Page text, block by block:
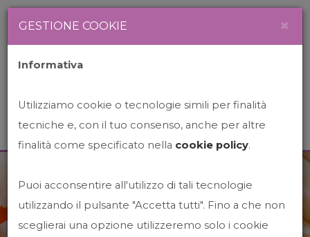
News&Events
GESTIONE COOKIE ×
Informativa
Utilizziamo cookie o tecnologie simili per finalità
tecniche e, con il tuo consenso, anche per altre
finalità come specificato nella cookie policy.
Puoi acconsentire all'utilizzo di tali tecnologie
utilizzando il pulsante "Accetta tutti". Fino a che non
sceglierai una opzione utilizzeremo solo i cookie